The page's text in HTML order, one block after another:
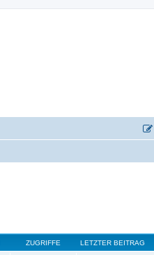
ZUGRIFFE LETZTER BEITRAG